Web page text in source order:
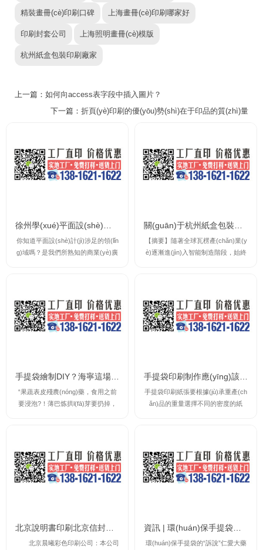
精裝畫冊(cè)印刷口碑 上海畫冊(cè)印刷哪家好
印刷封套公司 上海照明畫冊(cè)模版
杭州紙盒包裝印刷廠家
上一篇： 如何向access表字段中插入圖片？
下一篇： 折頁(yè)印刷的優(yōu)勢(shì)在于印品的質(zhì)量
徐州學(xué)平面設(shè)計(jì)培訓(xùn)海報(bào)設(shè)計(jì)折頁(yè)設(shè)計(jì)
你知道平面設(shè)計(jì)涉足的領(lǐn
g)域嗎？是我們所熟知的商業(yè)廣
就業(yè)率廣闊的行業(yè)，平面設
(shè)計(jì)無處不在，影視制作、服
裝設(shè)計(jì)、布景設(shè)計(jì)、
關(guān)于杭州紙盒包裝印刷廠家的信息
【摘要】隨著全球瓦楞產(chǎn)業(y
è)逐漸進(jìn)入智能制造階段，始終
箱產(chǎn)業(yè)智能制造解決方
案”，倡導(dǎo)中國(guó)瓦楞包裝行
業(yè)在智能制造基礎(chǔ)上向?q
手提袋繪制DIY？海寧這場(chǎng)活動(dòng)有趣又實(shí)用
“果蔬表皮殘農(nóng)藥，食用之前
要浸泡?！薄巴炼拱l(fā)芽要扔掉，
庭一起分享了對(duì)食品安全的理解
動(dòng)手檢測(cè)咸菜中的亞硝酸
鹽是否超標(biāo)一起繪制手提袋給
手提袋印刷制作應(yīng)該怎么選擇材質(zhì)？
手提袋印刷紙張要根據(jù)承重產(ch
ǎn)品的重量選擇不同的密度的紙
有2*0克白卡紙袋，*00克白卡紙袋，
牛皮紙紙袋。如手提袋印刷制作的尺
寸較大時(shí)，手提紙袋印刷尺寸越
北京說明書印刷北京信封印刷北京筆記本印刷北京手提袋印刷北京宣傳單印刷北京無碳復(fù)寫印刷 18210
北京晨曦彩色印刷公司：本公司
資訊 | 環(huán)保手提袋的“訴說”
環(huán)保手提袋的“訴說”仁愛大藥